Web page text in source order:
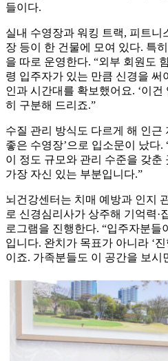
들이다.
실내 수영장과 워킹 트랙, 피트니
장 등이 한 건물에 모여 있다. 특
을 따로 운영한다. “외부 회원도
령 입주자가 있는 만큼 신경을 써
인과 시간대를 확보했어요. ‘이
히 구분해 드리죠.”
수질 관리 방식도 다르게 해 인근
좋은 수영장’으로 입소문이 났다
이 정도 규모와 관리 수준을 갖춘
가장 자신 있는 부분입니다.”
뇌건강센터는 치매 예방과 인지
로 신경심리사가 상주해 기억력·
로그램을 진행한다. “입주자분들
입니다. 완치가 목표가 아니라 ‘
이죠. 가족분들도 이 공간을 보시